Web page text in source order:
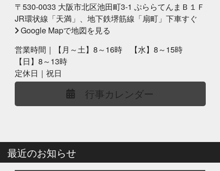
〒530-0033 大阪市北区池田町3-1 ぷららてんまＢ１Ｆ
JR環状線「天満」、地下鉄堺筋線「扇町」下車すぐ
Google Mapで地図を見る
営業時間｜【月～土】8～16時 【水】8～15時
【日】8～13時
定休日｜祝日
行事カレンダー
最近のお知らせ